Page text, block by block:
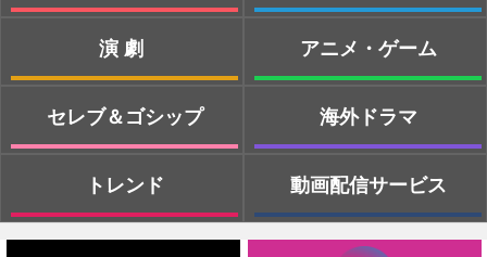
演劇
セレブ＆ゴシップ
トレンド
アニメ・ゲーム
海外ドラマ
動画配信サービス